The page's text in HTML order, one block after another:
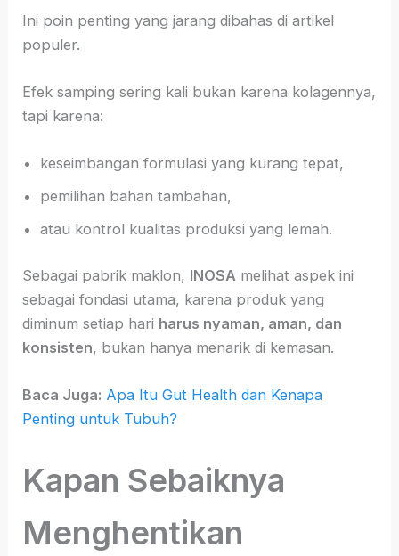
Ini poin penting yang jarang dibahas di artikel
populer.
Efek samping sering kali bukan karena kolagennya,
tapi karena:
keseimbangan formulasi yang kurang tepat,
pemilihan bahan tambahan,
atau kontrol kualitas produksi yang lemah.
Sebagai pabrik maklon, INOSA melihat aspek ini
sebagai fondasi utama, karena produk yang
diminum setiap hari harus nyaman, aman, dan
konsisten, bukan hanya menarik di kemasan.
Baca Juga: Apa Itu Gut Health dan Kenapa
Penting untuk Tubuh?
Kapan Sebaiknya
Menghentikan